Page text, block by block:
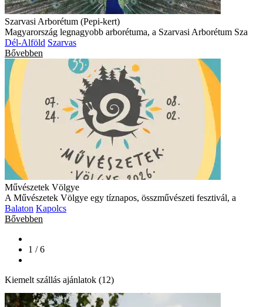
Szarvasi Arborétum (Pepi-kert)
Magyarország legnagyobb arborétuma, a Szarvasi Arborétum Sza
Dél-Alföld Szarvas
Bővebben
Művészetek Völgye
A Művészetek Völgye egy tíznapos, összművészeti fesztivál, a
Balaton Kapolcs
Bővebben
1 / 6
Kiemelt szállás ajánlatok (12)